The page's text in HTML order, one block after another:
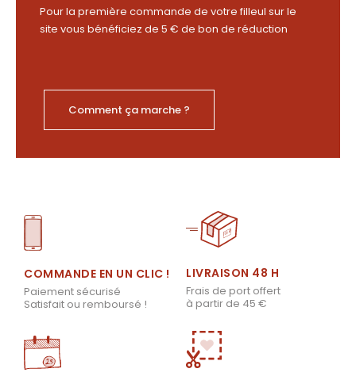
Pour la première commande de votre filleul sur le
site vous bénéficiez de 5 € de bon de réduction
Comment ça marche ?
COMMANDE EN UN CLIC !
Paiement sécurisé
Satisfait ou remboursé !
LIVRAISON 48 H
Frais de port offert
à partir de 45 €